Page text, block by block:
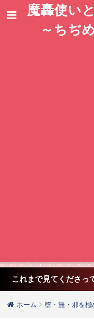
魔轟使い
～ちぢ
これまで見てくださっ
ホーム 堕・無・邪を極